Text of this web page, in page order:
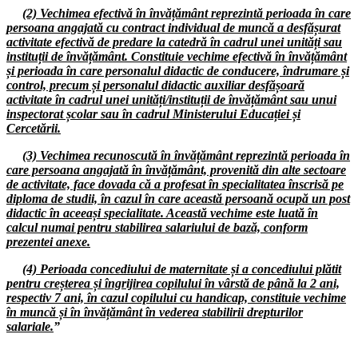
26.09.2024
Ședința cu directorii unităților de învățământ preuniversitar din județul
Hunedoara
23.09.2024
Consiliul de administrație al I.S.J. Hunedoara
18.09.2024
Ședința comună a Consiliilor Liderilor F.S.E. „Spiru Haret” - S.I.P.
17.09.2024
Consiliul de administrație al I.S.J. Hunedoara
09.09.2024
Consiliul de administrație al I.S.J. Hunedoara
Consiliul de administrație al I.S.J. Hunedoara
02.09.2024
Ședința cu directorii unităților de învățământ preuniversitar din județul
Hunedoara
(2) Vechimea efectivă în învățământ reprezintă perioada în care
persoana angajată cu contract individual de muncă a desfășurat
activitate efectivă de predare la catedră în cadrul unei unități sau
instituții de învățământ. Constituie vechime efectivă în învățământ
și perioada în care personalul didactic de conducere, îndrumare și
control, precum și personalul didactic auxiliar desfășoară
activitate în cadrul unei unități/instituții de învățământ sau unui
inspectorat școlar sau în cadrul Ministerului Educației și
Cercetării.
(3) Vechimea recunoscută în învățământ reprezintă perioada în
care persoana angajată în învățământ, provenită din alte sectoare
de activitate, face dovada că a profesat în specialitatea înscrisă pe
diploma de studii, în cazul în care această persoană ocupă un post
didactic în aceeași specialitate. Această vechime este luată în
calcul numai pentru stabilirea salariului de bază, conform
prezentei anexe.
(4) Perioada concediului de maternitate și a concediului plătit
pentru creșterea și îngrijirea copilului în vârstă de până la 2 ani,
respectiv 7 ani, în cazul copilului cu handicap, constituie vechime
în muncă și în învățământ în vederea stabilirii drepturilor
salariale.”